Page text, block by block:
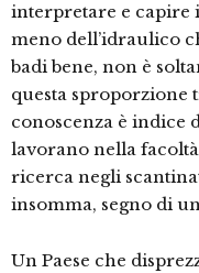
interpretare e capire
meno dell’idraulico
badi bene, non è
questa sproporzione
conoscenza è indice
lavorano nella
ricerca negli
insomma, segno di
Un Paese che